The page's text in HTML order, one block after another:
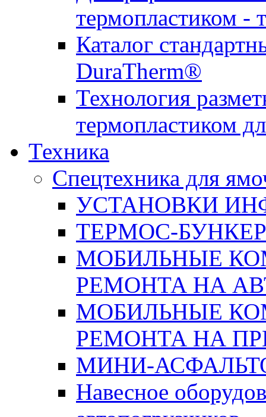
термопластиком -
Каталог
DuraTherm®
Технология
термопластиком
Техника
Спецтехника для
УСТАНОВКИ
ТЕРМОС-
МОБИЛЬНЫЕ
РЕМОНТА НА
МОБИЛЬНЫЕ
РЕМОНТА НА
МИНИ-
Навесное